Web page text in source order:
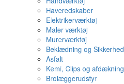
Haveredskaber
Elektrikerværktøj
Maler værktøj
Murerværktøj
Beklædning og Sikkerhed
Asfalt
Kemi, Clips og afdækning
Brolæggerudstyr